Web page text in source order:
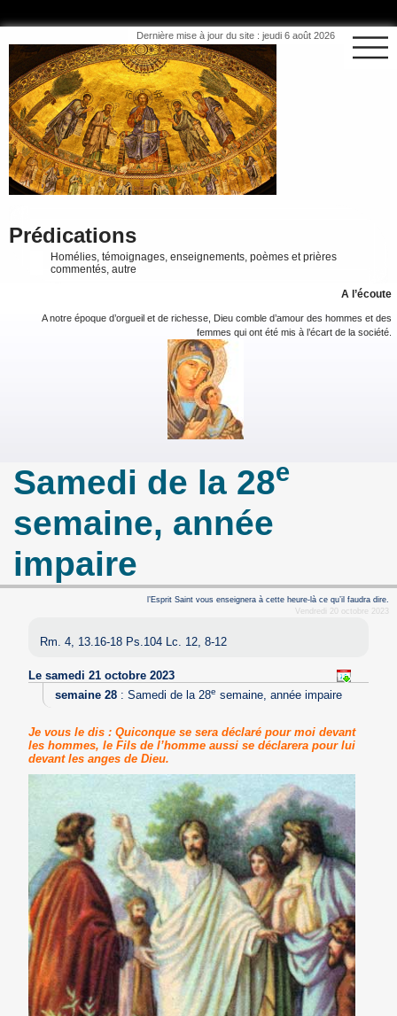
Dernière mise à jour du site : jeudi 6 août 2026
Prédications
Homélies, témoignages, enseignements, poèmes et prières
commentés, autre
A l’écoute
A notre époque d’orgueil et de richesse, Dieu comble d’amour des hommes et des
femmes qui ont été mis à l’écart de la société.
Samedi de la 28e
semaine, année
impaire
l’Esprit Saint vous enseignera à cette heure-là ce qu’il faudra dire.
Vendredi 20 octobre 2023
Rm. 4, 13.16-18 Ps.104 Lc. 12, 8-12
Le samedi 21 octobre 2023
semaine 28: Samedi de la 28e semaine, année impaire
Je vous le dis : Quiconque se sera déclaré pour moi devant
les hommes, le Fils de l’homme aussi se déclarera pour lui
devant les anges de Dieu.